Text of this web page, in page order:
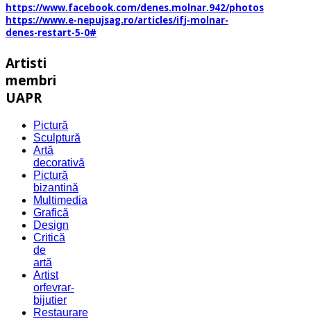
https://www.facebook.com/denes.molnar.942/photos
https://www.e-nepujsag.ro/articles/ifj-molnar-
denes-restart-5-0#
Artisti
membri
UAPR
Pictură
Sculptură
Artă
decorativă
Pictură
bizantină
Multimedia
Grafică
Design
Critică
de
artă
Artist
orfevrar-
bijutier
Restaurare